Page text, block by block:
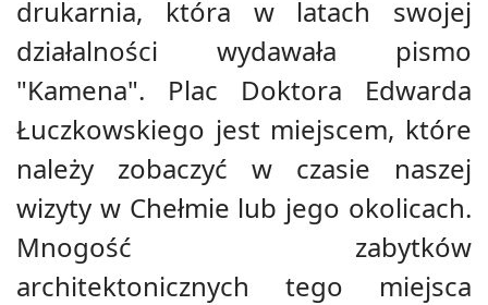
drukarnia, która w latach swojej
działalności wydawała pismo
"Kamena". Plac Doktora Edwarda
Łuczkowskiego jest miejscem, które
należy zobaczyć w czasie naszej
wizyty w Chełmie lub jego okolicach.
Mnogość zabytków
architektonicznych tego miejsca